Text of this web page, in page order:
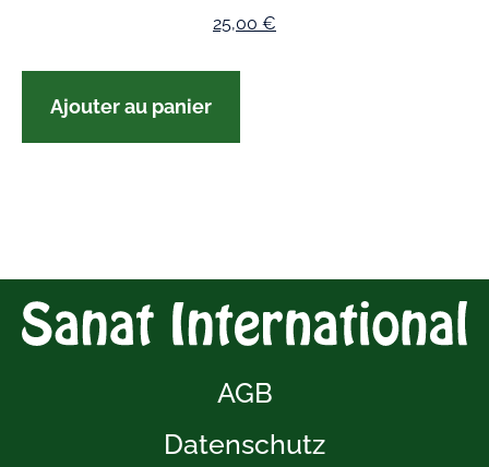
25,00 €
Ajouter au panier
AGB
Datenschutz